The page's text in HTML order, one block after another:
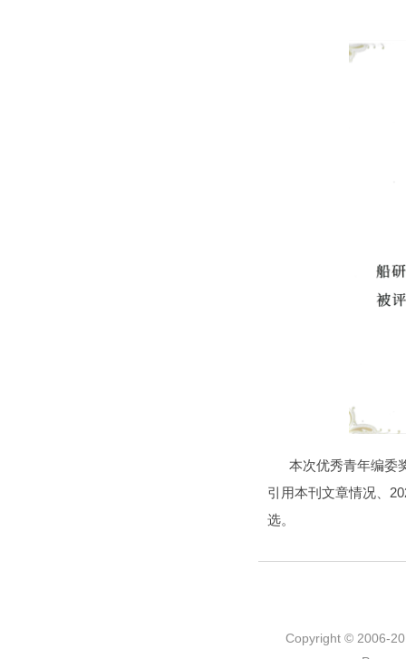
本次优秀青年编委奖
引用本刊文章情况、
选。
Copyright © 2006-